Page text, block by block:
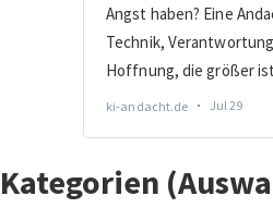
Kategorien